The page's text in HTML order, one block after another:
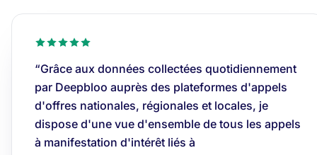
“Grâce aux données collectées quotidiennement
par Deepbloo auprès des plateformes d'appels
d'offres nationales, régionales et locales, je
dispose d'une vue d'ensemble de tous les appels
à manifestation d'intérêt liés à